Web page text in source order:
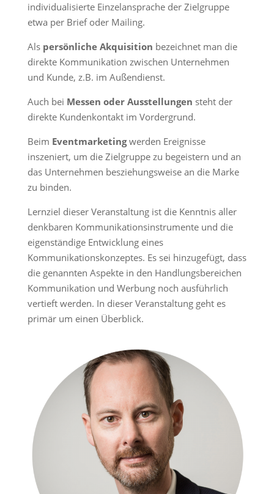
individualisierte Einzelansprache der Zielgruppe
etwa per Brief oder Mailing.
Als persönliche Akquisition bezeichnet man die
direkte Kommunikation zwischen Unternehmen
und Kunde, z.B. im Außendienst.
Auch bei Messen oder Ausstellungen steht der
direkte Kundenkontakt im Vordergrund.
Beim Eventmarketingwerden Ereignisse
inszeniert, um die Zielgruppe zu begeistern und an
das Unternehmen besziehungsweise an die Marke
zu binden.
Lernziel dieser Veranstaltung ist die Kenntnis aller
denkbaren Kommunikationsinstrumente und die
eigenständige Entwicklung eines
Kommunikationskonzeptes. Es sei hinzugefügt, dass
die genannten Aspekte in den Handlungsbereichen
Kommunikation und Werbung noch ausführlich
vertieft werden. In dieser Veranstaltung geht es
primär um einen Überblick.